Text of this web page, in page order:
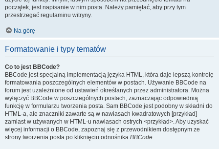
początek, jest napisanie w nim posta. Należy pamiętać, aby przy tym
przestrzegać regulaminu witryny.
Na górę
Formatowanie i typy tematów
Co to jest BBCode?
BBCode jest specjalną implementacją języka HTML, która daje lepszą kontrolę
formatowania poszczególnych elementów w postach. Używanie BBCode na
forum jest uzależnione od ustawień określanych przez administratora. Można
wyłączyć BBCode w poszczególnych postach, zaznaczając odpowiednią
funkcję w formularzu tworzenia posta. Sam BBCode jest podobny w składni do
HTML-a, ale znaczniki zawarte są w nawiasach kwadratowych [przykład]
zamiast w używanych w HTML-u nawiasach ostrych <przykład>. Aby uzyskać
więcej informacji o BBCode, zapoznaj się z przewodnikiem dostępnym ze
strony tworzenia posta po kliknięciu odnośnika BBCode.